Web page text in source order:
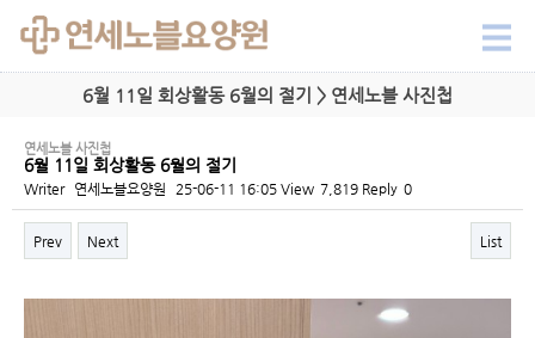
6월 11일 회상활동 6월의 절기 > 연세노블 사진첩
연세노블 사진첩
6월 11일 회상활동 6월의 절기
Writer 연세노블요양원 25-06-11 16:05 View 7,819 Reply 0
Prev Next List
Content